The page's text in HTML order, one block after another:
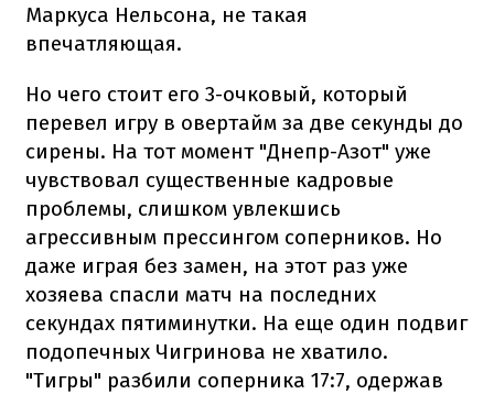
Маркуса Нельсона, не такая
впечатляющая.
Но чего стоит его 3-очковый, который
перевел игру в овертайм за две секунды до
сирены. На тот момент "Днепр-Азот" уже
чувствовал существенные кадровые
проблемы, слишком увлекшись
агрессивным прессингом соперников. Но
даже играя без замен, на этот раз уже
хозяева спасли матч на последних
секундах пятиминутки. На еще один подвиг
подопечных Чигринова не хватило.
"Тигры" разбили соперника 17:7, одержав